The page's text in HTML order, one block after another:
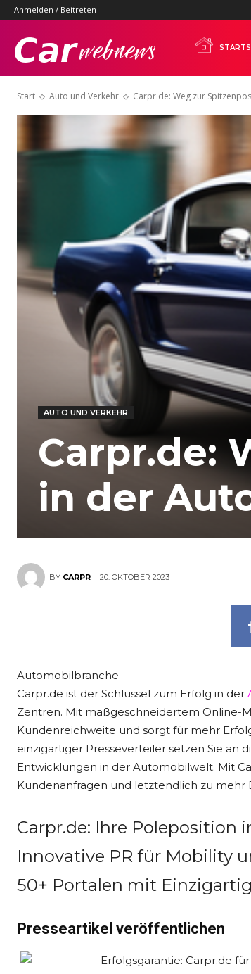
Anmelden / Beitreten
Carwebnews.com
Start Auto und Verkehr Carpr.de: Weg zur
AUTO UND VERKEHR
Carpr.de:
in der
BY CARPR 20. OKTOBER 2023
Automobilbranche
Carpr.de ist der Schlüssel zum Erfolg in der
Zentren. Mit maßgeschneidertem Online-
Kundenreichweite und sorgt für mehr
einzigartiger Presseverteiler setzen Sie an
Entwicklungen in der Automobilwelt. Mit
Kundenanfragen und letztendlich zu mehr
Carpr.de: Ihre
Innovative PR für Mobility
50+ Portalen mit
Presseartikel veröffentlichen